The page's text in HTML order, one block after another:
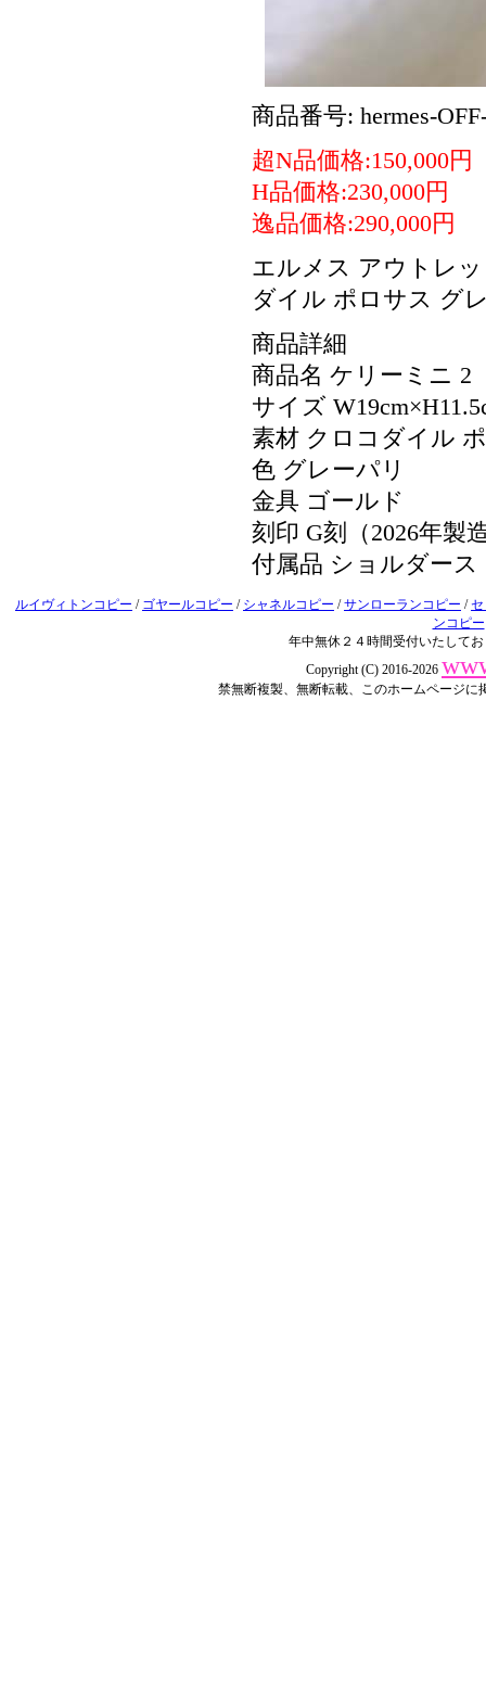
商品番号: hermes-
超N品価格:150,000円
H品価格:230,000円
逸品価格:290,000円
エルメス アウトレ
ダイル ポロサス グ
商品詳細
商品名 ケリーミニ 2
サイズ
素材 クロコダイル
色 グレーパリ
金具 ゴールド
刻印 G刻（2026年製
付属品 ショルダー
ルイヴィトンコピー / ゴヤールコピー / シャネルコピー /サンローランコピー /
ンコピー
年中無休２４時間受付いたして
Copyright (C) 2016-2026
禁無断複製、無断転載、このホームページ